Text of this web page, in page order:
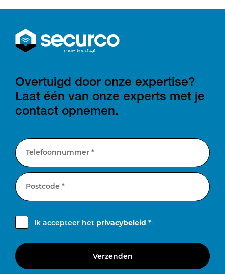
Overtuigd door onze expertise?
Laat één van onze experts met je
contact opnemen.
Telefoonnummer *
Postcode *
Ik accepteer het privacybeleid *
Verzenden